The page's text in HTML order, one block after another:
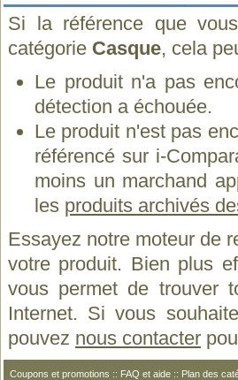
Si la référence que
catégorie Casque, cela
Le produit n'a pas
détection a échouée.
Le produit n'est pas
référencé sur i-
moins un marchand
les produits archivés
Essayez notre moteur de
votre produit. Bien plus
vous permet de trouver
Internet. Si vous
pouvez nous contacter
Coupons et promotions :: FAQ et aide :: Plan des